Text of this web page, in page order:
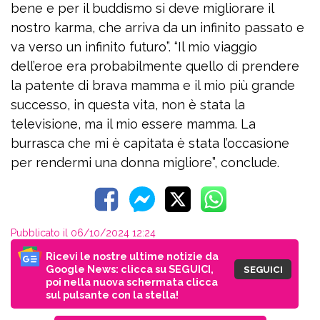
bene e per il buddismo si deve migliorare il
nostro karma, che arriva da un infinito passato e
va verso un infinito futuro”. “Il mio viaggio
dell’eroe era probabilmente quello di prendere
la patente di brava mamma e il mio più grande
successo, in questa vita, non è stata la
televisione, ma il mio essere mamma. La
burrasca che mi è capitata è stata l’occasione
per rendermi una donna migliore”, conclude.
Pubblicato il 06/10/2024 12:24
Ricevi le nostre ultime notizie da
Google News: clicca su SEGUICI,
poi nella nuova schermata clicca
sul pulsante con la stella!
SEGUICI